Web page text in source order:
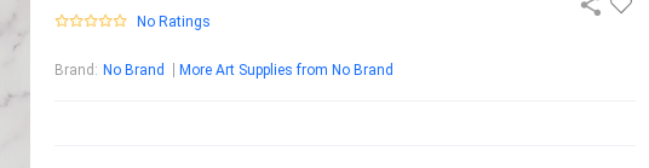
No Ratings
Brand : No Brand More Art Supplies from No Brand